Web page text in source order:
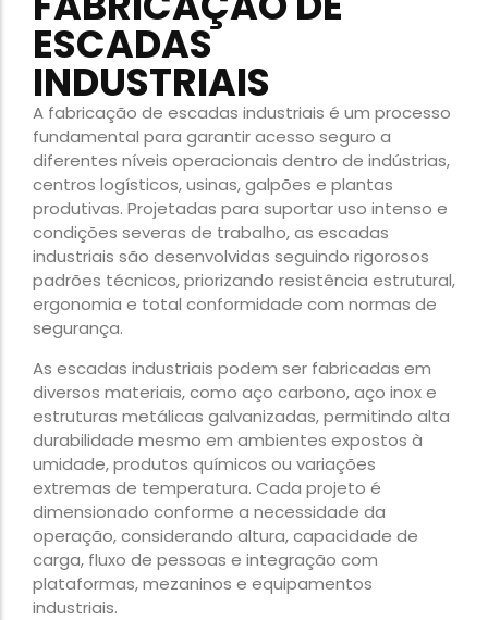
ESCADAS
INDUSTRIAIS
A fabricação de escadas industriais é um processo
fundamental para garantir acesso seguro a
diferentes níveis operacionais dentro de indústrias,
centros logísticos, usinas, galpões e plantas
produtivas. Projetadas para suportar uso intenso e
condições severas de trabalho, as escadas
industriais são desenvolvidas seguindo rigorosos
padrões técnicos, priorizando resistência estrutural,
ergonomia e total conformidade com normas de
segurança.
As escadas industriais podem ser fabricadas em
diversos materiais, como aço carbono, aço inox e
estruturas metálicas galvanizadas, permitindo alta
durabilidade mesmo em ambientes expostos à
umidade, produtos químicos ou variações
extremas de temperatura. Cada projeto é
dimensionado conforme a necessidade da
operação, considerando altura, capacidade de
carga, fluxo de pessoas e integração com
plataformas, mezaninos e equipamentos
industriais.